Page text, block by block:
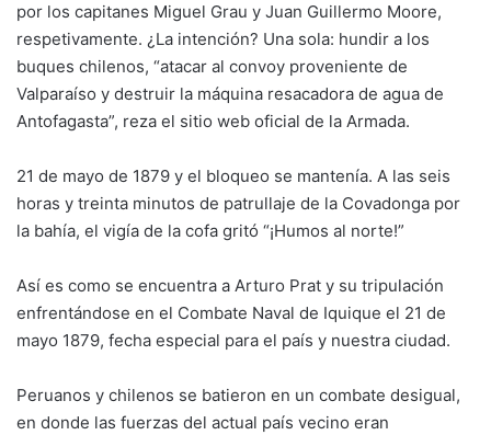
por los capitanes Miguel Grau y Juan Guillermo Moore,
respetivamente. ¿La intención? Una sola: hundir a los
buques chilenos, “atacar al convoy proveniente de
Valparaíso y destruir la máquina resacadora de agua de
Antofagasta”, reza el sitio web oficial de la Armada.
21 de mayo de 1879 y el bloqueo se mantenía. A las seis
horas y treinta minutos de patrullaje de la Covadonga por
la bahía, el vigía de la cofa gritó “¡Humos al norte!”
Así es como se encuentra a Arturo Prat y su tripulación
enfrentándose en el Combate Naval de Iquique el 21 de
mayo 1879, fecha especial para el país y nuestra ciudad.
Peruanos y chilenos se batieron en un combate desigual,
en donde las fuerzas del actual país vecino eran